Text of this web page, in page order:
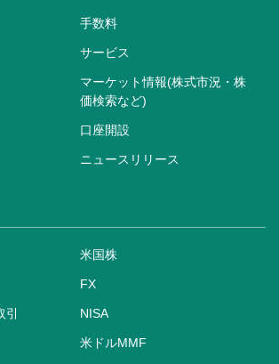
手数料
サービス
マーケット情報(株式市況・株
価検索など)
口座開設
ニュースリリース
米国株
FX
NISA
米ドルMMF